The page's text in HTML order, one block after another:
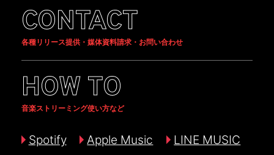
CONTACT
各種リリース提供・媒体資料請求・お問い合わせ
HOW TO
音楽ストリーミング使い方など
Spotify Apple Music
LINE MUSIC